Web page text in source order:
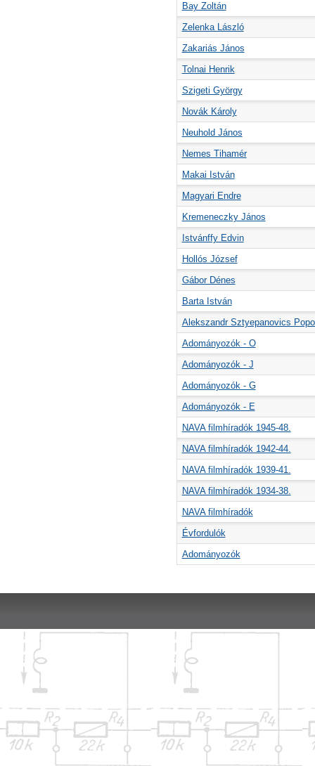
Bay Zoltán
Zelenka László
Zakariás János
Tolnai Henrik
Szigeti György
Novák Károly
Neuhold János
Nemes Tihamér
Makai István
Magyari Endre
Kremeneczky János
Istvánffy Edvin
Hollós József
Gábor Dénes
Barta István
Alekszandr Sztyepanovics
Adományozók - O
Adományozók - J
Adományozók - G
Adományozók - E
NAVA filmhíradók 1945-48.
NAVA filmhíradók 1942-44.
NAVA filmhíradók 1939-41.
NAVA filmhíradók 1934-38.
NAVA filmhíradók
Évfordulók
Adományozók